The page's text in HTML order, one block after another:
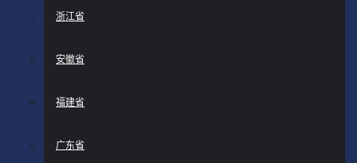
浙江省
安徽省
福建省
广东省